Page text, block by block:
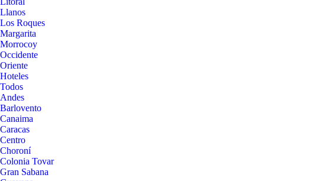
Llanos
Los Roques
Margarita
Morrocoy
Occidente
Oriente
Hoteles
Todos
Andes
Barlovento
Canaima
Caracas
Centro
Choroní
Colonia Tovar
Gran Sabana